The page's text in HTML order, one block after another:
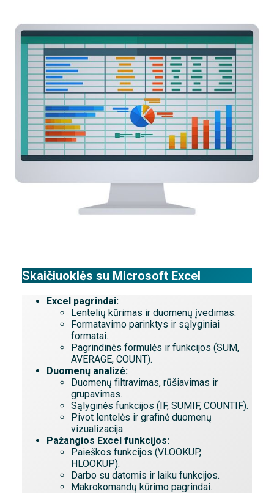
Skaičiuoklės su Microsoft Excel
Excel pagrindai:
Lentelių kūrimas ir duomenų įvedimas.
Formatavimo parinktys ir sąlyginiai
formatai.
Pagrindinės formulės ir funkcijos (SUM,
AVERAGE, COUNT).
Duomenų analizė:
Duomenų filtravimas, rūšiavimas ir
grupavimas.
Sąlyginės funkcijos (IF, SUMIF, COUNTIF).
Pivot lentelės ir grafinė duomenų
vizualizacija.
Pažangios Excel funkcijos:
Paieškos funkcijos (VLOOKUP,
HLOOKUP).
Darbo su datomis ir laiku funkcijos.
Makrokomandų kūrimo pagrindai.